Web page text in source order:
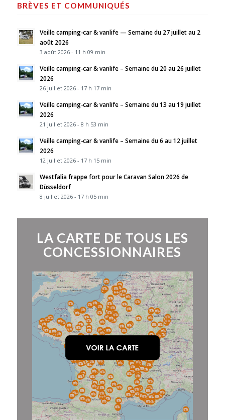
BRÈVES ET COMMUNIQUÉS
Veille camping-car & vanlife — Semaine du 27 juillet au 2
août 2026
3 août 2026 - 11 h 09 min
Veille camping-car & vanlife – Semaine du 20 au 26 juillet
2026
26 juillet 2026 - 17 h 17 min
Veille camping-car & vanlife – Semaine du 13 au 19 juillet
2026
21 juillet 2026 - 8 h 53 min
Veille camping-car & vanlife – Semaine du 6 au 12 juillet
2026
12 juillet 2026 - 17 h 15 min
Westfalia frappe fort pour le Caravan Salon 2026 de
Düsseldorf
8 juillet 2026 - 17 h 05 min
LA CARTE DE TOUS LES
CONCESSIONNAIRES